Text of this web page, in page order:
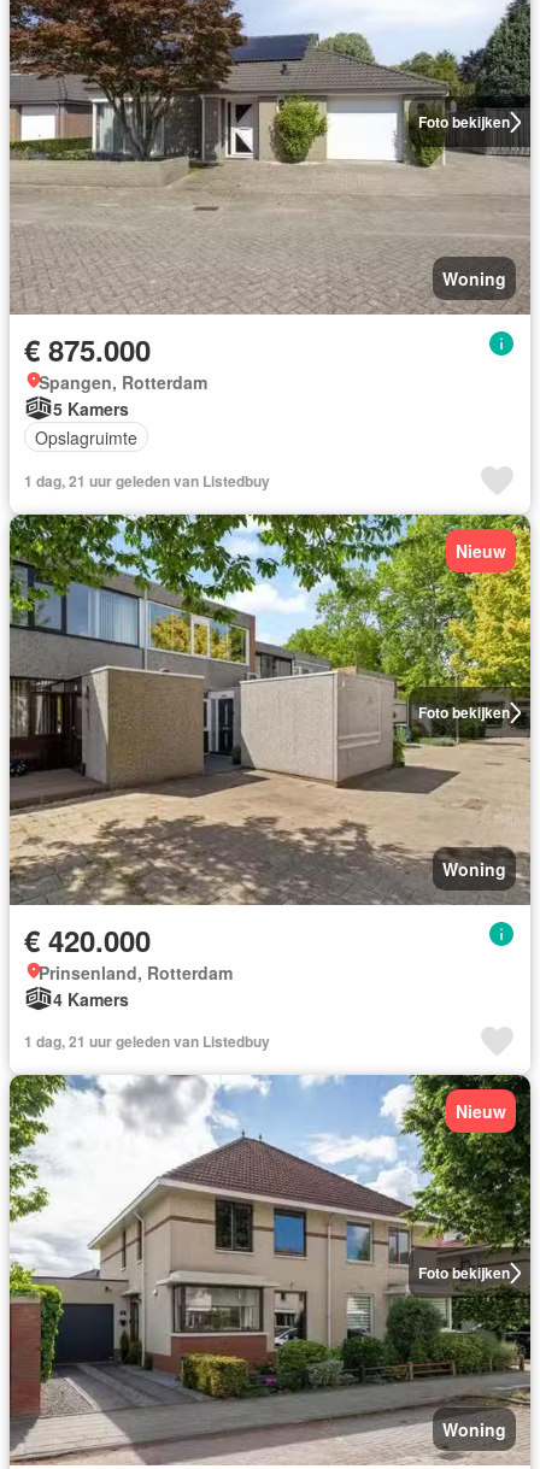
Foto bekijken
Woning
€ 875.000
Spangen, Rotterdam
5 Kamers
Opslagruimte
1 dag, 21 uur geleden van Listedbuy
Foto bekijken
Nieuw
Woning
€ 420.000
Prinsenland, Rotterdam
4 Kamers
1 dag, 21 uur geleden van Listedbuy
Foto bekijken
Nieuw
Woning